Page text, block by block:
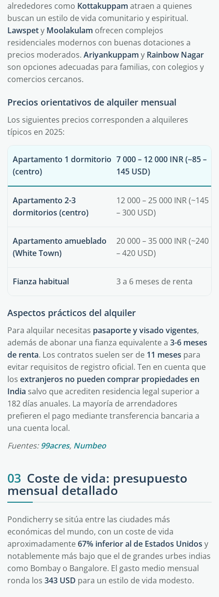
alrededores como Kottakuppam atraen a quienes
buscan un estilo de vida comunitario y espiritual.
Lawspety Moolakulam ofrecen complejos
residenciales modernos con buenas dotaciones a
precios moderados. Ariyankuppam y Rainbow Nagar
son opciones adecuadas para familias, con colegios y
comercios cercanos.
Precios orientativos de alquiler mensual
Los siguientes precios corresponden a alquileres
típicos en 2025:
Apartamento 1 dormitorio
(centro)
7 000 – 12 000 INR (~85 –
145 USD)
Apartamento 2-3
dormitorios (centro)
12 000 – 25 000 INR (~145
– 300 USD)
Apartamento amueblado
(White Town)
20 000 – 35 000 INR (~240
– 420 USD)
Fianza habitual 3 a 6 meses de renta
Aspectos prácticos del alquiler
Para alquilar necesitas pasaporte y visado vigentes,
además de abonar una fianza equivalente a 3-6 meses
de renta. Los contratos suelen ser de 11 meses para
evitar requisitos de registro oficial. Ten en cuenta que
los extranjeros no pueden comprar propiedades en
India salvo que acrediten residencia legal superior a
182 días anuales. La mayoría de arrendadores
prefieren el pago mediante transferencia bancaria a
una cuenta local.
Fuentes:99acres, Numbeo
03 Coste de vida: presupuesto
mensual detallado
Pondicherry se sitúa entre las ciudades más
económicas del mundo, con un coste de vida
aproximadamente67% inferior al de Estados Unidos y
notablemente más bajo que el de grandes urbes indias
como Bombay o Bangalore. El gasto medio mensual
ronda los 343 USD para un estilo de vida modesto.